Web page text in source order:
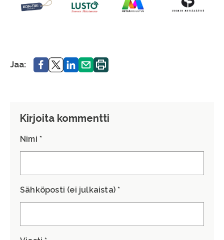
Jaa: Jaa. Jaa.Jaa. Jaa. Tulosta
sivu.
Kirjoita kommentti
Nimi *
Sähköposti (ei julkaista) *